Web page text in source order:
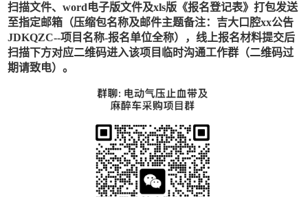
扫描文件、word电子版文件及xls版《报名登记表》打包发送
至指定邮箱（压缩包名称及邮件主题备注：吉大口腔xx公告
JDKQZC--项目名称-报名单位全称），线上报名材料提交后
扫描下方对应二维码进入该项目临时沟通工作群（二维码过
期请致电）。